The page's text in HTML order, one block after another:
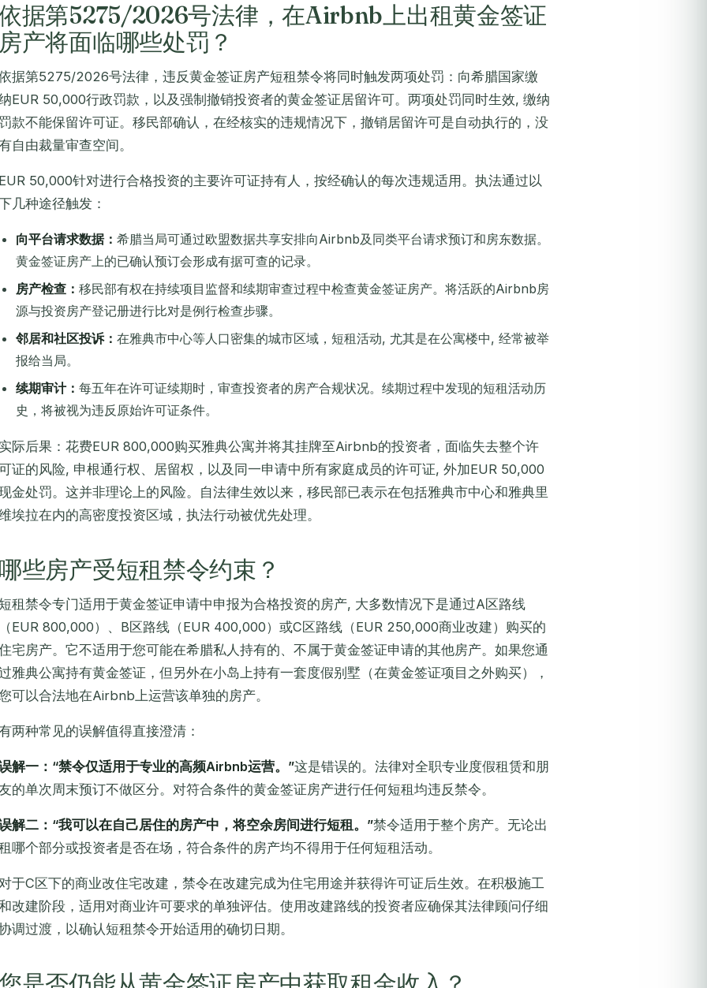
据第5275/2026号法律，在Airbnb上出租黄金签证
产将面临哪些处罚？
据第5275/2026号法律，违反黄金签证房产短租禁令将同时触发两项处罚：向希腊国家缴
EUR 50,000行政罚款，以及强制撤销投资者的黄金签证居留许可。两项处罚同时生效, 缴纳
款不能保留许可证。移民部确认，在经核实的违规情况下，撤销居留许可是自动执行的，没
自由裁量审查空间。
50,000针对进行合格投资的主要许可证持有人，按经确认的每次违规适用。执法通过以
几种途径触发：
向平台请求数据： 希腊当局可通过欧盟数据共享安排向Airbnb及同类平台请求预订和房东数据。
黄金签证房产上的已确认预订会形成有据可查的记录。
房产检查： 移民部有权在持续项目监督和续期审查过程中检查黄金签证房产。将活跃的Airbnb房
源与投资房产登记册进行比对是例行检查步骤。
邻居和社区投诉： 在雅典市中心等人口密集的城市区域，短租活动, 尤其是在公寓楼中, 经常被举
报给当局。
续期审计： 每五年在许可证续期时，审查投资者的房产合规状况。续期过程中发现的短租活动历
史，将被视为违反原始许可证条件。
际后果：花费EUR 800,000购买雅典公寓并将其挂牌至Airbnb的投资者，面临失去整个许
证的风险, 申根通行权、居留权，以及同一申请中所有家庭成员的许可证, 外加EUR 50,000
金处罚。这并非理论上的风险。自法律生效以来，移民部已表示在包括雅典市中心和雅典里
埃拉在内的高密度投资区域，执法行动被优先处理。
些房产受短租禁令约束？
租禁令专门适用于黄金签证申请中申报为合格投资的房产, 大多数情况下是通过A区路线
EUR 800,000）、B区路线（EUR 400,000）或C区路线（EUR 250,000商业改建）购买的
宅房产。它不适用于您可能在希腊私人持有的、不属于黄金签证申请的其他房产。如果您通
雅典公寓持有黄金签证，但另外在小岛上持有一套度假别墅（在黄金签证项目之外购买），
可以合法地在Airbnb上运营该单独的房产。
两种常见的误解值得直接澄清：
解一：“禁令仅适用于专业的高频Airbnb运营。”这是错误的。法律对全职专业度假租赁和朋
的单次周末预订不做区分。对符合条件的黄金签证房产进行任何短租均违反禁令。
解二：“我可以在自己居住的房产中，将空余房间进行短租。”禁令适用于整个房产。无论出
哪个部分或投资者是否在场，符合条件的房产均不得用于任何短租活动。
于C区下的商业改住宅改建，禁令在改建完成为住宅用途并获得许可证后生效。在积极施工
改建阶段，适用对商业许可要求的单独评估。使用改建路线的投资者应确保其法律顾问仔细
调过渡，以确认短租禁令开始适用的确切日期。